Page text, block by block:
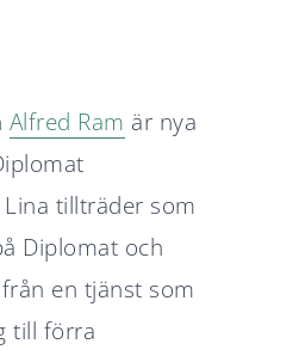
Alfred Ram är nya
tillträder som
Diplomat och
en tjänst som
till förra